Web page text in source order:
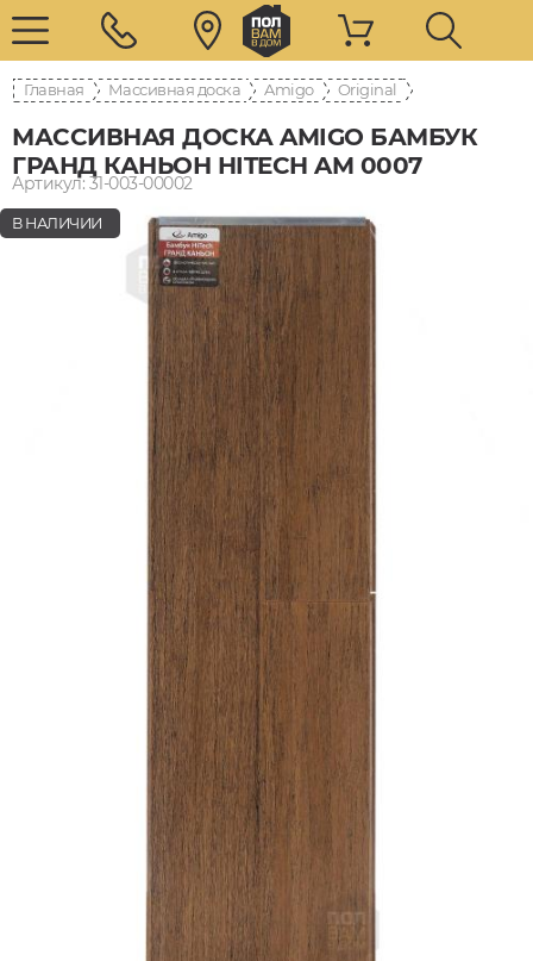
Главная Массивная доска Amigo Original
МАССИВНАЯ ДОСКА AMIGO БАМБУК
ГРАНД КАНЬОН HITECH AM 0007
Артикул: 31-003-00002
В НАЛИЧИИ